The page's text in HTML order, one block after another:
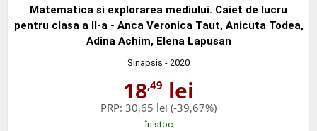
Matematica si explorarea mediului. Caiet de lucru
pentru clasa a II-a - Anca Veronica Taut, Anicuta Todea,
Adina Achim, Elena Lapusan
Sinapsis - 2020
18,49 lei
PRP: 30,65 lei (-39,67%)
în stoc